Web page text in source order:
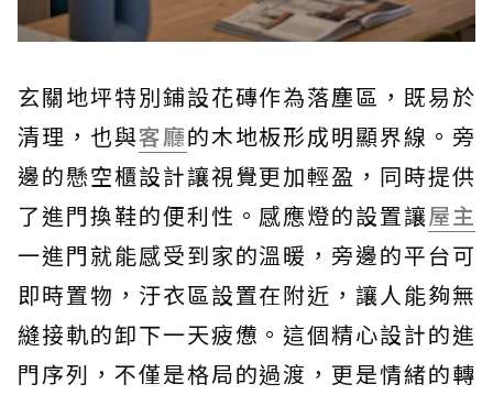
玄關地坪特別鋪設花磚作為落塵區，既易於
清理，也與客廳的木地板形成明顯界線。旁
邊的懸空櫃設計讓視覺更加輕盈，同時提供
了進門換鞋的便利性。感應燈的設置讓屋主
一進門就能感受到家的溫暖，旁邊的平台可
即時置物，汙衣區設置在附近，讓人能夠無
縫接軌的卸下一天疲憊。這個精心設計的進
門序列，不僅是格局的過渡，更是情緒的轉